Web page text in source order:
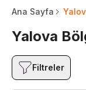
Ana Sayfa
Yalova
Filtreler